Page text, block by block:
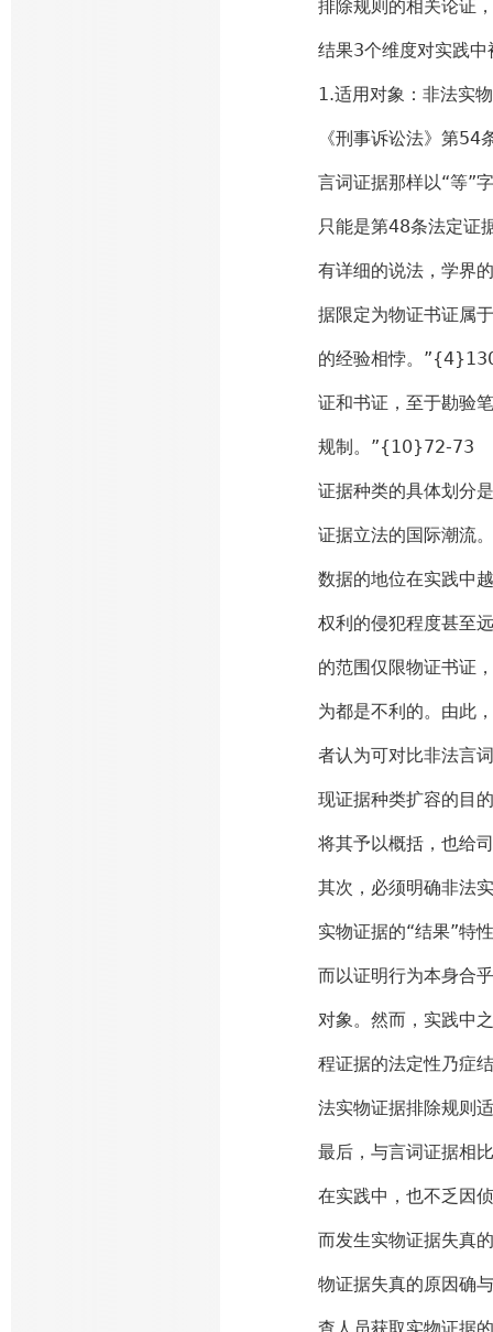
排除规则的相关论证
结果3个维度对实践
1.适用对象：非法实
《刑事诉讼法》第
言词证据那样以“等”
只能是第48条法定证
有详细的说法，学界
据限定为物证书证属
的经验相悖。
证和书证，至于勘验
规制。”{10}72-73
证据种类的具体划分
证据立法的国际潮流
数据的地位在实践中
权利的侵犯程度甚至
的范围仅限物证书证
为都是不利的。由此
者认为可对比非法言
现证据种类扩容的目
将其予以概括，也给
其次，必须明确非法
实物证据的“结果”特
而以证明行为本身合
对象。然而，实践中
程证据的法定性乃症
法实物证据排除规则
最后，与言词证据相
在实践中，也不乏因
而发生实物证据失真
物证据失真的原因确